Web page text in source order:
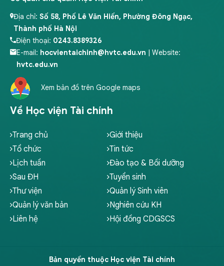
Về Học viện Tài chính
Trang chủ
Giới thiệu
Tổ chức
Tin tức
Lịch tuần
Đào tạo & Bồi dưỡng
Sau ĐH
Tuyển sinh
Thư viện
Quản lý Sinh viên
Quản lý văn bản
Nghiên cứu KH
Liên hệ
Hội đồng CDGSCS
Địa chỉ: Số 58, Phố Lê Văn Hiến, Phường Đông Ngạc,
Thành phố Hà Nội
Điện thoại: 0243.8389326
E-mail: hocvientaichinh@hvtc.edu.vn
| Website:
hvtc.edu.vn
Xem bản đồ trên Google maps
Bản quyền thuộc Học viện Tài chính